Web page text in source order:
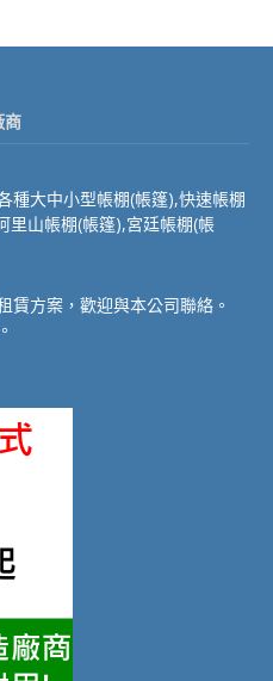
商
種大中小型帳棚(帳篷),快速帳棚
里山帳棚(帳篷),宮廷帳棚(帳
賃方案，歡迎與本公司聯絡。